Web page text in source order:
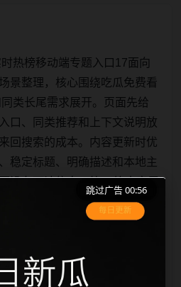
热榜移动端专题入口17面向
景整理，核心围绕吃瓜免费看
类长尾需求展开。页面先给
口、同类推荐和上下文说明放
回搜索的成本。内容更新时优
稳定标题、明确描述和本地主
没有可读信息。第17篇内容用
助 sitemap、栏目页、首页推
。图片说明统一绑定站点主关
跳过广告 00:56